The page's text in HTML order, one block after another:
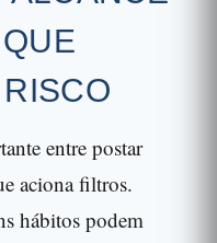
entre postar
aciona filtros.
hábitos podem